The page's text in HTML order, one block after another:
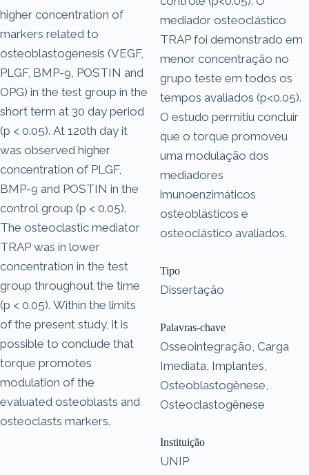
higher concentration of
markers related to
osteoblastogenesis (VEGF,
PLGF, BMP-9, POSTIN and
OPG) in the test group in the
short term at 30 day period
(p < 0.05). At 120th day it
was observed higher
concentration of PLGF,
BMP-9 and POSTIN in the
control group (p < 0.05).
The osteoclastic mediator
TRAP was in lower
concentration in the test
group throughout the time
(p < 0.05). Within the limits
of the present study, it is
possible to conclude that
torque promotes
modulation of the
evaluated osteoblasts and
osteoclasts markers.
mediador osteoclástico
TRAP foi demonstrado em
menor concentração no
grupo teste em todos os
tempos avaliados (p<0.05).
O estudo permitiu concluir
que o torque promoveu
uma modulação dos
mediadores
imunoenzimáticos
osteoblásticos e
osteoclástico avaliados.
Tipo
Dissertação
Palavras-chave
Osseointegração, Carga
Imediata, Implantes,
Osteoblastogênese,
Osteoclastogênese
Instituição
UNIP